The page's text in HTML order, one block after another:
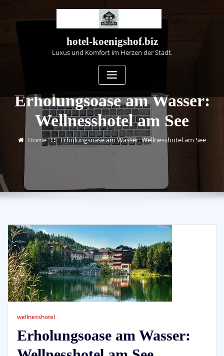
hotel-koenigshof.biz
Luxus und Komfort im Herzen der Stadt.
Erholungsoase am Wasser:
Wellnesshotel am See
Home Erholungsoase am Wasser: Wellnesshotel am See
wellnesshotel
Erholungsoase am Wasser: